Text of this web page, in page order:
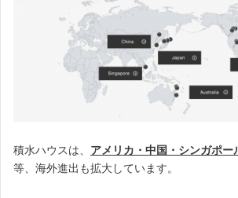
積水ハウスは、 アメリカ・中国・シンガポー
等、海外進出も拡大しています。